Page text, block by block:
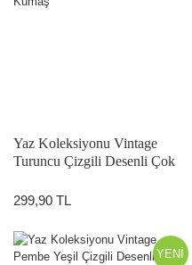
Yaz Koleksiyonu Vintage
Turuncu Çizgili Desenli Çok
Kumaş
299,90 TL
YENİ